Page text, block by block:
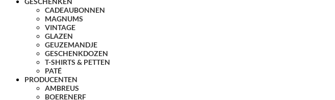
CADEAUBONNEN
MAGNUMS
VINTAGE
GLAZEN
GEUZEMANDJE
GESCHENKDOZEN
T-SHIRTS & PETTEN
PATÉ
PRODUCENTEN
AMBREUS
BOERENERF